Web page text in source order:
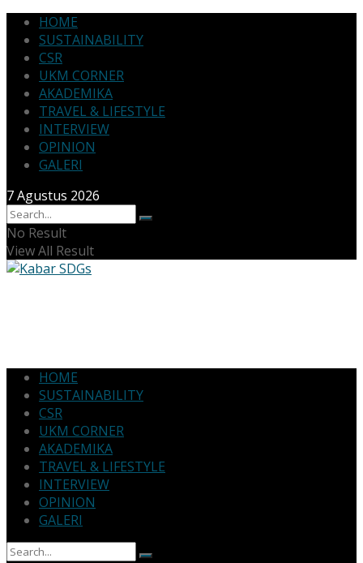
HOME
SUSTAINABILITY
CSR
UKM CORNER
AKADEMIKA
TRAVEL & LIFESTYLE
INTERVIEW
OPINION
GALERI
7 Agustus 2026
No Result
View All Result
HOME
SUSTAINABILITY
CSR
UKM CORNER
AKADEMIKA
TRAVEL & LIFESTYLE
INTERVIEW
OPINION
GALERI